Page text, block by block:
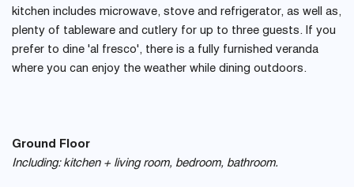
kitchen includes microwave, stove and refrigerator, as well as,
plenty of tableware and cutlery for up to three guests. If you
prefer to dine 'al fresco', there is a fully furnished veranda
where you can enjoy the weather while dining outdoors.
Ground Floor
Including: kitchen + living room, bedroom, bathroom.